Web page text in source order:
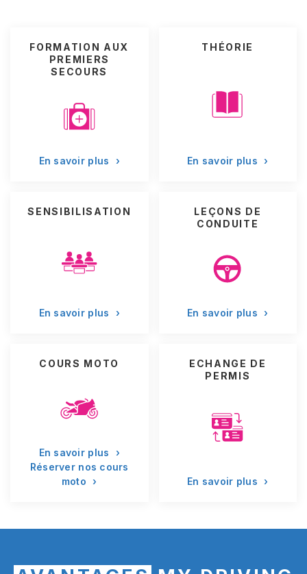
FORMATION AUX
PREMIERS
SECOURS
En savoir plus ›
THÉORIE
En savoir plus ›
SENSIBILISATION
En savoir plus ›
LEÇONS DE
CONDUITE
En savoir plus ›
COURS MOTO
En savoir plus
›
Réserver nos cours
moto
›
ECHANGE DE
PERMIS
En savoir plus ›